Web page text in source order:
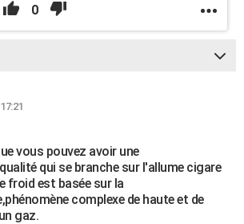
0
vous pouvez avoir une
qui se branche sur l'allume cigare
froid est basée sur la
complexe de haute et de
gaz.